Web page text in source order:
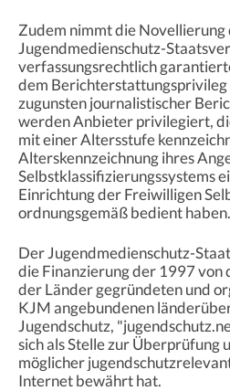
Zudem nimmt die Novellierung
Jugendmedienschutz-
verfassungsrechtlich
dem
zugunsten journalistischer
werden Anbieter privilegiert,
mit einer Altersstufe
Alterskennzeichnung ihres
Selbstklassifizierungssystems
Einrichtung der Freiwilligen
ordnungsgemäß bedient haben.
Der Jugendmedienschutz-
die Finanzierung der 1997 von
der Länder gegründeten und
KJM angebundenen
Jugendschutz,
sich als Stelle zur Überprüfung
möglicher
Internet bewährt hat.